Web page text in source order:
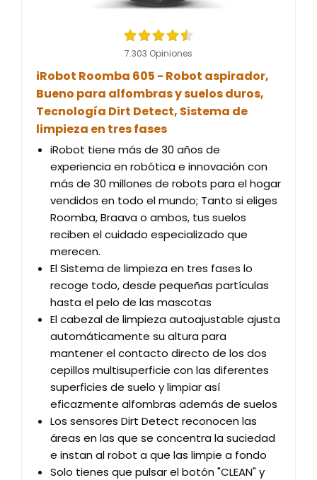
7.303 Opiniones
iRobot Roomba 605 - Robot aspirador,
Bueno para alfombras y suelos duros,
Tecnología Dirt Detect, Sistema de
limpieza en tres fases
iRobot tiene más de 30 años de
experiencia en robótica e innovación con
más de 30 millones de robots para el hogar
vendidos en todo el mundo; Tanto si eliges
Roomba, Braava o ambos, tus suelos
reciben el cuidado especializado que
merecen.
El Sistema de limpieza en tres fases lo
recoge todo, desde pequeñas partículas
hasta el pelo de las mascotas
El cabezal de limpieza autoajustable ajusta
automáticamente su altura para
mantener el contacto directo de los dos
cepillos multisuperficie con las diferentes
superficies de suelo y limpiar así
eficazmente alfombras además de suelos
Los sensores Dirt Detect reconocen las
áreas en las que se concentra la suciedad
e instan al robot a que las limpie a fondo
Solo tienes que pulsar el botón "CLEAN" y